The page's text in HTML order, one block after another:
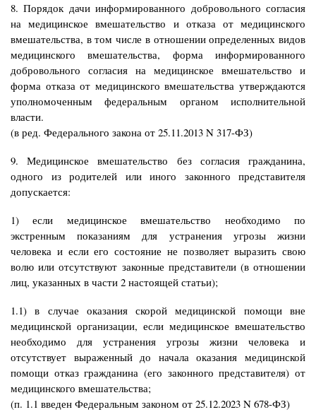
8. Порядок дачи информированного добровольного согласия
на медицинское вмешательство и отказа от медицинского
вмешательства, в том числе в отношении определенных видов
медицинского вмешательства, форма информированного
добровольного согласия на медицинское вмешательство и
форма отказа от медицинского вмешательства утверждаются
уполномоченным федеральным органом исполнительной
власти.
(в ред. Федерального закона от 25.11.2013 N 317-ФЗ)
9. Медицинское вмешательство без согласия гражданина,
одного из родителей или иного законного представителя
допускается:
1) если медицинское вмешательство необходимо по
экстренным показаниям для устранения угрозы жизни
человека и если его состояние не позволяет выразить свою
волю или отсутствуют законные представители (в отношении
лиц, указанных в части 2 настоящей статьи);
1.1) в случае оказания скорой медицинской помощи вне
медицинской организации, если медицинское вмешательство
необходимо для устранения угрозы жизни человека и
отсутствует выраженный до начала оказания медицинской
помощи отказ гражданина (его законного представителя) от
медицинского вмешательства;
(п. 1.1 введен Федеральным законом от 25.12.2023 N 678-ФЗ)